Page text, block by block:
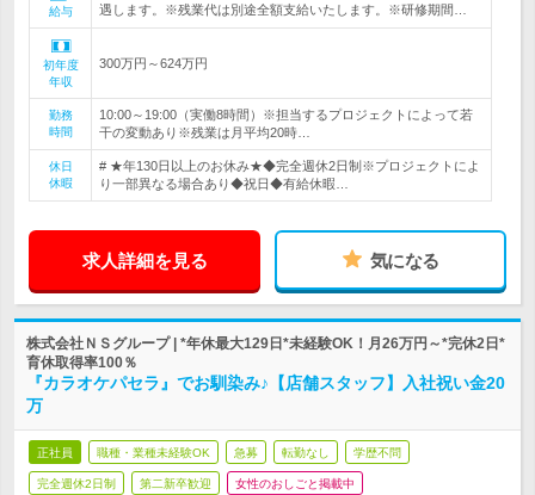
給与
遇します。※残業代は別途全額支給いたします。※研修期間…
初年度
年収
300万円～624万円
勤務
時間
10:00～19:00（実働8時間）※担当するプロジェクトによって若
干の変動あり※残業は月平均20時…
休日
休暇
# ★年130日以上のお休み★◆完全週休2日制※プロジェクトによ
り一部異なる場合あり◆祝日◆有給休暇…
求人詳細を見る 気になる
株式会社ＮＳグループ | *年休最大129日*未経験OK！月26万円～*完休2日*
育休取得率100％
『カラオケパセラ』でお馴染み♪【店舗スタッフ】入社祝い金20
万
正社員 職種・業種未経験OK 急募 転勤なし 学歴不問
完全週休2日制 第二新卒歓迎 女性のおしごと掲載中